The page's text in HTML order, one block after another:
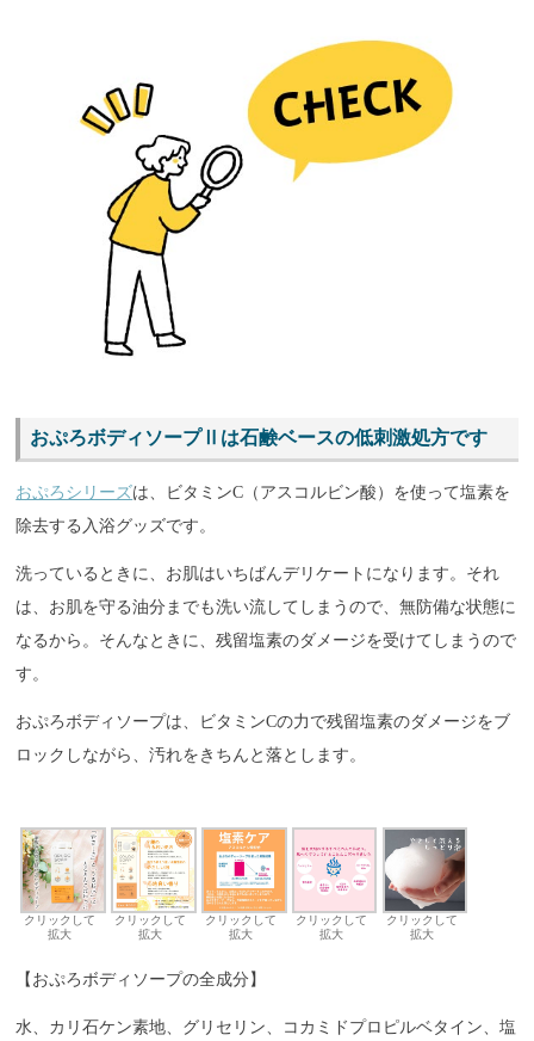
おぷろボディソープⅡは石鹸ベースの低刺激処方です
おぷろシリーズは、ビタミンC（アスコルビン酸）を使って塩素を
除去する入浴グッズです。
洗っているときに、お肌はいちばんデリケートになります。それ
は、お肌を守る油分までも洗い流してしまうので、無防備な状態に
なるから。そんなときに、残留塩素のダメージを受けてしまうので
す。
おぷろボディソープは、ビタミンCの力で残留塩素のダメージをブ
ロックしながら、汚れをきちんと落とします。
クリックして
拡大
クリックして
拡大
クリックして
拡大
クリックして
拡大
クリックして
拡大
【おぷろボディソープの全成分】
水、カリ石ケン素地、グリセリン、コカミドプロピルベタイン、塩